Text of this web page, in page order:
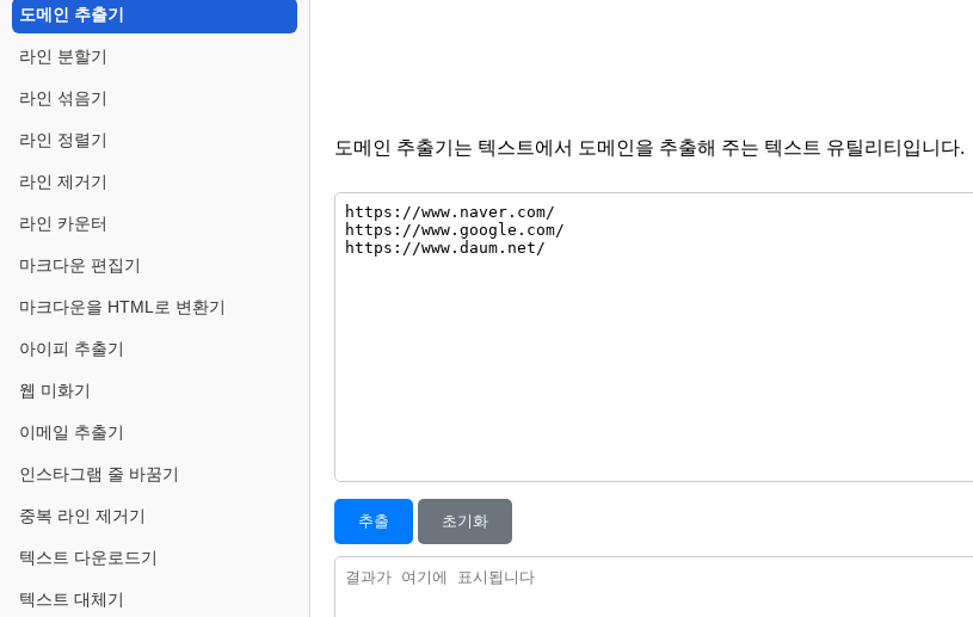
도메인 추출기
라인 분할기
라인 섞음기
라인 정렬기
라인 제거기
라인 카운터
마크다운 편집기
마크다운을 HTML로 변환기
아이피 추출기
웹 미화기
이메일 추출기
인스타그램 줄 바꿈기
중복 라인 제거기
텍스트 다운로드기
텍스트 대체기
도메인 추출기는 텍스트에서 도메인을 추출해 주는 텍스트 유틸리티입니다.
추출 초기화